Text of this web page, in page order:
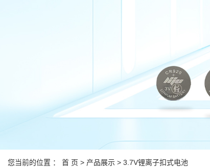
您当前的位置 ： 首 页 > 产品展示 > 3.7V锂离子扣式电池